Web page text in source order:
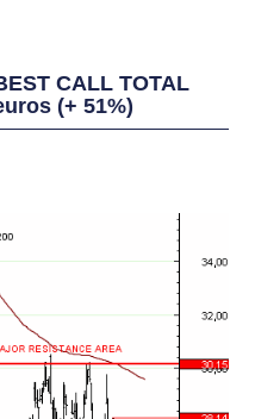
CALL TOTAL
(+ 51%)